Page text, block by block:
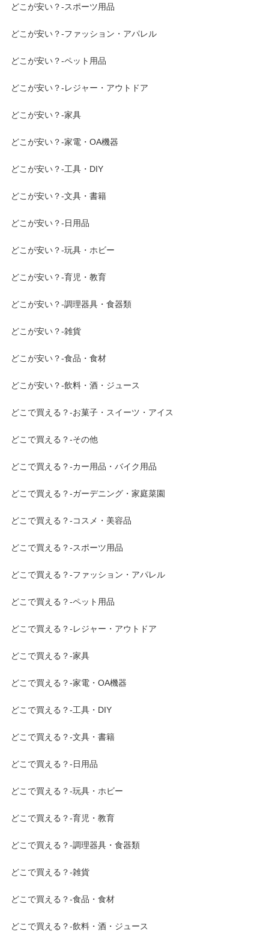
どこが安い？-スポーツ用品
どこが安い？-ファッション・アパレル
どこが安い？-ペット用品
どこが安い？-レジャー・アウトドア
どこが安い？-家具
どこが安い？-家電・OA機器
どこが安い？-工具・DIY
どこが安い？-文具・書籍
どこが安い？-日用品
どこが安い？-玩具・ホビー
どこが安い？-育児・教育
どこが安い？-調理器具・食器類
どこが安い？-雑貨
どこが安い？-食品・食材
どこが安い？-飲料・酒・ジュース
どこで買える？-お菓子・スイーツ・アイス
どこで買える？-その他
どこで買える？-カー用品・バイク用品
どこで買える？-ガーデニング・家庭菜園
どこで買える？-コスメ・美容品
どこで買える？-スポーツ用品
どこで買える？-ファッション・アパレル
どこで買える？-ペット用品
どこで買える？-レジャー・アウトドア
どこで買える？-家具
どこで買える？-家電・OA機器
どこで買える？-工具・DIY
どこで買える？-文具・書籍
どこで買える？-日用品
どこで買える？-玩具・ホビー
どこで買える？-育児・教育
どこで買える？-調理器具・食器類
どこで買える？-雑貨
どこで買える？-食品・食材
どこで買える？-飲料・酒・ジュース